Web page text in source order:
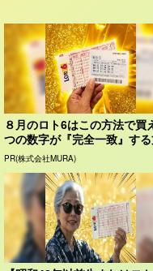
８月のロト6はこの方法で買
つの数字が『完全一致』す
PR(株式会社MURA)